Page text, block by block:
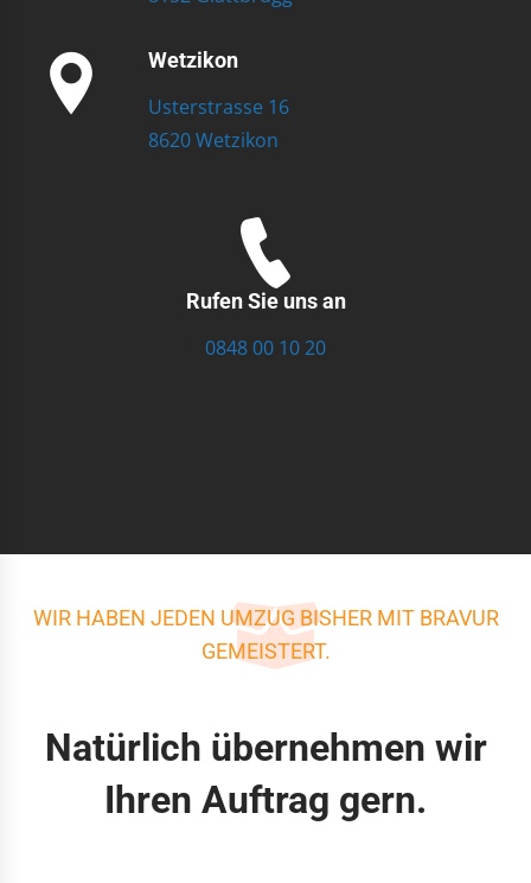
Wetzikon
Usterstrasse 16
8620 Wetzikon
Rufen Sie uns an
0848 00 10 20
WIR HABEN JEDEN UMZUG BISHER MIT BRAVUR
GEMEISTERT.
Natürlich übernehmen wir
Ihren Auftrag gern.